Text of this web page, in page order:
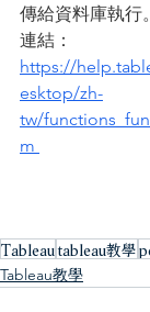
傳給資料庫執行
連結：
https://
esktop/zh-
tw/
m
Tableautableau教學
Tableau教學